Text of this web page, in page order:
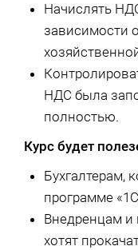
Начислять
зависимости
НДС была
полностью.
Курс будет
Бухгалтерам,
программе
Внедренцам и
хотят